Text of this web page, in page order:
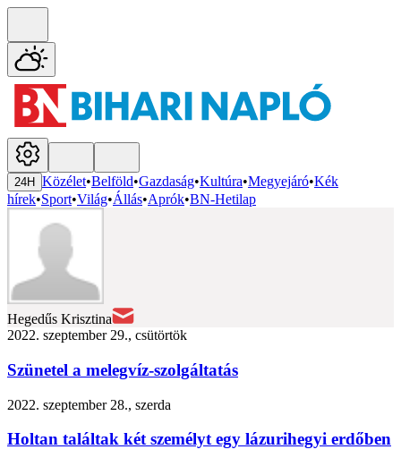
24H Közélet•Belföld•Gazdaság•Kultúra•Megyejáró•Kék
hírek•Sport•Világ•Állás•Aprók•BN-Hetilap
Hegedűs Krisztina
2022. szeptember 29., csütörtök
Szünetel a melegvíz-szolgáltatás
2022. szeptember 28., szerda
Holtan találtak két személyt egy lázurihegyi erdőben